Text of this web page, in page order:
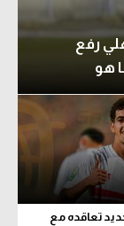
رفع
هو
تعاقده مع